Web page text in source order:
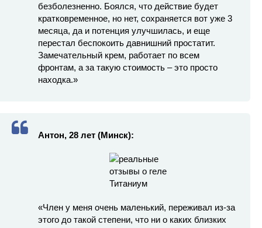
безболезненно. Боялся, что действие будет
кратковременное, но нет, сохраняется вот уже 3
месяца, да и потенция улучшилась, и еще
перестал беспокоить давнишний простатит.
Замечательный крем, работает по всем
фронтам, а за такую стоимость – это просто
находка.»
Антон, 28 лет (Минск):
«Член у меня очень маленький, переживал из-за
этого до такой степени, что ни о каких близких